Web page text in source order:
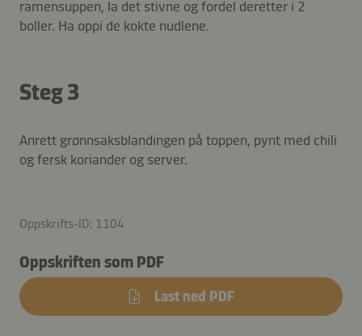
ramensuppen, la det stivne og fordel deretter i 2
boller. Ha oppi de kokte nudlene.
Steg 3
Anrett grønnsaksblandingen på toppen, pynt med chili
og fersk koriander og server.
Oppskrifts-ID: 1104
Oppskriften som PDF
Last ned PDF